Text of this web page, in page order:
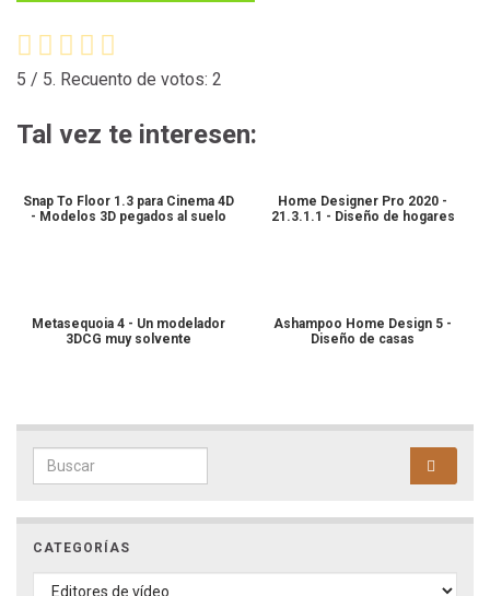
5 / 5. Recuento de votos: 2
Tal vez te interesen:
Snap To Floor 1.3 para Cinema 4D
- Modelos 3D pegados al suelo
Home Designer Pro 2020 -
21.3.1.1 - Diseño de hogares
Metasequoia 4 - Un modelador
3DCG muy solvente
Ashampoo Home Design 5 -
Diseño de casas
Search for:
CATEGORÍAS
CATEGORÍAS